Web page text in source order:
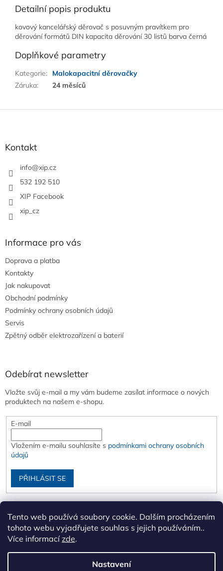
Tento web používá soubory cookie. Dalším procházením
tohoto webu vyjadřujete souhlas s jejich používáním..
Více informacízde.
Nastavení
Detailní popis produktu
kovový kancelářský děrovač s posuvným pravítkem pro
děrování formátů DIN kapacita děrování 30 listů barva černá
Doplňkové parametry
Kategorie:
Malokapacitní děrovačky
Záruka: 24 měsíců
Kontakt
info@xip.cz
532 192 510
XIP Facebook
xip_cz
Informace pro vás
Doprava a platba
Kontakty
Jak nakupovat
Obchodní podmínky
Podmínky ochrany osobních údajů
Servis
Zpětný odběr elektrozařízení a baterií
Odebírat newsletter
Vložte svůj e-mail a my vám budeme zasílat informace o nových
produktech na našem e-shopu.
E-mail
Vložením e-mailu souhlasíte s podmínkami ochrany osobních
údajů
PŘIHLÁSIT SE
Vytvořil Shoptet